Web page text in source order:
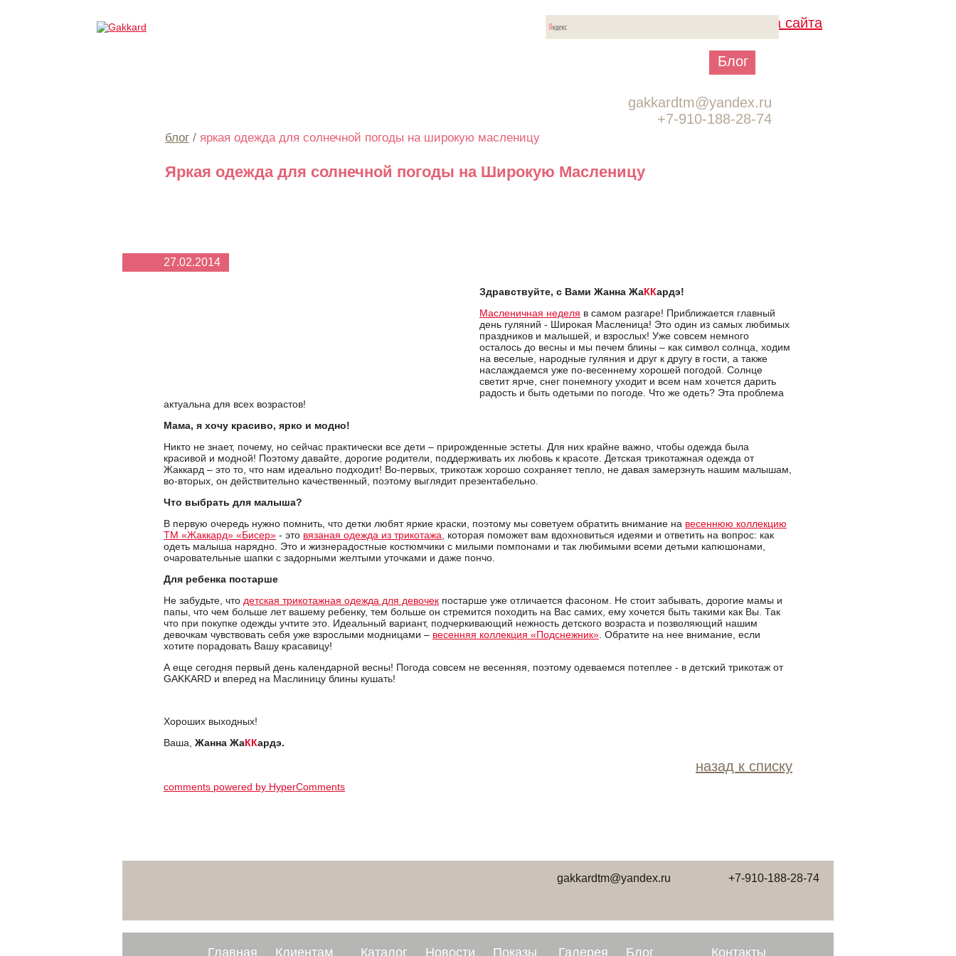
Блог
gakkardtm@yandex.ru
+7-910-188-28-74
блог / яркая одежда для солнечной погоды на широкую масленицу
Яркая одежда для солнечной погоды на Широкую Масленицу
27.02.2014
Здравствуйте, с Вами Жанна ЖаККардэ!
Масленичная неделя в самом разгаре! Приближается главный
день гуляний - Широкая Масленица! Это один из самых любимых
праздников и малышей, и взрослых! Уже совсем немного
осталось до весны и мы печем блины – как символ солнца, ходим
на веселые, народные гуляния и друг к другу в гости, а также
наслаждаемся уже по-весеннему хорошей погодой. Солнце
светит ярче, снег понемногу уходит и всем нам хочется дарить
радость и быть одетыми по погоде. Что же одеть? Эта проблема
актуальна для всех возрастов!
Мама, я хочу красиво, ярко и модно!
Никто не знает, почему, но сейчас практически все дети – прирожденные эстеты. Для них крайне важно, чтобы одежда была
красивой и модной! Поэтому давайте, дорогие родители, поддерживать их любовь к красоте. Детская трикотажная одежда от
Жаккард – это то, что нам идеально подходит! Во-первых, трикотаж хорошо сохраняет тепло, не давая замерзнуть нашим малышам,
во-вторых, он действительно качественный, поэтому выглядит презентабельно.
Что выбрать для малыша?
В первую очередь нужно помнить, что детки любят яркие краски, поэтому мы советуем обратить внимание на весеннюю коллекцию
ТМ «Жаккард» «Бисер» - это вязаная одежда из трикотажа , которая поможет вам вдохновиться идеями и ответить на вопрос: как
одеть малыша нарядно. Это и жизнерадостные костюмчики с милыми помпонами и так любимыми всеми детьми капюшонами,
очаровательные шапки с задорными желтыми уточками и даже пончо.
Для ребенка постарше
Не забудьте, что детская трикотажная одежда для девочек постарше уже отличается фасоном. Не стоит забывать, дорогие мамы и
папы, что чем больше лет вашему ребенку, тем больше он стремится походить на Вас самих, ему хочется быть такими как Вы. Так
что при покупке одежды учтите это. Идеальный вариант, подчеркивающий нежность детского возраста и позволяющий нашим
девочкам чувствовать себя уже взрослыми модницами – весенняя коллекция «Подснежник» . Обратите на нее внимание, если
хотите порадовать Вашу красавицу!
А еще сегодня первый день календарной весны! Погода совсем не весенняя, поэтому одеваемся потеплее - в детский трикотаж от
GAKKARD и вперед на Маслиницу блины кушать!
Хороших выходных!
Ваша, Жанна ЖаККардэ.
назад к списку
comments powered by HyperComments
+7-910-188-28-74
gakkardtm@yandex.ru
Главная Клиентам Каталог Новости Показы Галерея Блог Контакты